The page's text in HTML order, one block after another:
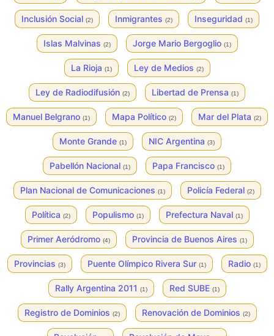
Inclusión Social (2) Inmigrantes (2) Inseguridad (1)
Islas Malvinas (2) Jorge Mario Bergoglio (1)
La Rioja (1) Ley de Medios (2)
Ley de Radiodifusión (2) Libertad de Prensa (1)
Manuel Belgrano (1) Mapa Político (2) Mar del Plata (2)
Monte Grande (1) NIC Argentina (3)
Pabellón Nacional (1) Papa Francisco (1)
Plan Nacional de Comunicaciones (1) Policía Federal (2)
Política (2) Populismo (1) Prefectura Naval (1)
Primer Aeródromo (4) Provincia de Buenos Aires (1)
Provincias (3) Puente Olímpico Rivera Sur (1) Radio (1)
Rally Argentina 2011 (1) Red SUBE (1)
Registro de Dominios (2) Renovación de Dominios (2)